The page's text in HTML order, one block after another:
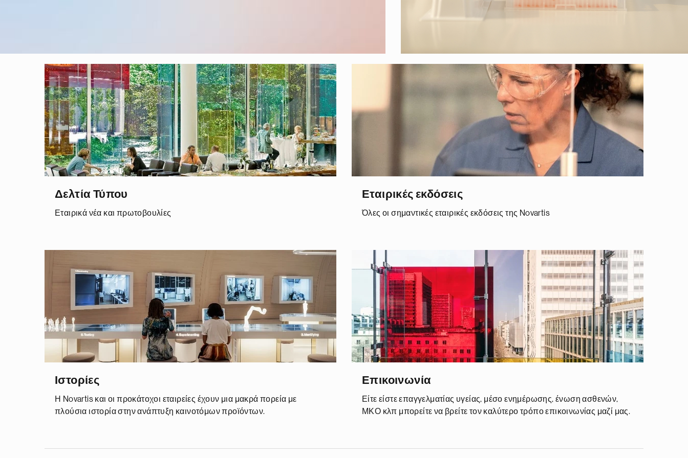
Δελτία Τύπου
Εταιρικά νέα και πρωτοβουλίες
Εταιρικές εκδόσεις
Όλες οι σημαντικές εταιρικές εκδόσεις της Novartis
Ιστορίες
Η Novartis και οι προκάτοχοι εταιρείες έχουν μια μακρά πορεία με
πλούσια ιστορία στην ανάπτυξη καινοτόμων προϊόντων.
Επικοινωνία
Είτε είστε επαγγελματίας υγείας, μέσο ενημέρωσης, ένωση ασθενών,
ΜΚΟ κλπ μπορείτε να βρείτε τον καλύτερο τρόπο επικοινωνίας μαζί μας.